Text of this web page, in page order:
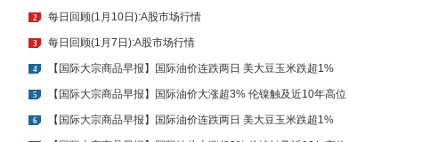
2 每日回顾(1月10日):A股市场行情
3 每日回顾(1月7日):A股市场行情
4 【国际大宗商品早报】国际油价连跌两日 美大豆玉米跌超1%
5 【国际大宗商品早报】国际油价大涨超3% 伦镍触及近10年高位
6 【国际大宗商品早报】国际油价连跌两日 美大豆玉米跌超1%